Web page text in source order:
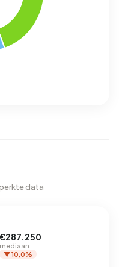
data
€287.250
mediaan
▼ 10,0%